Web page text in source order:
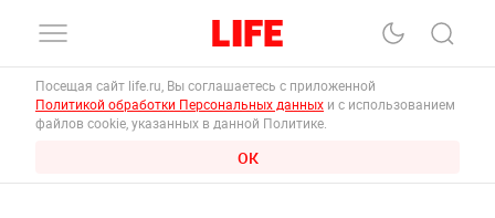
Посещая сайт life.ru, Вы соглашаетесь с приложенной
Политикой обработки Персональных данных и с использованием
файлов cookie, указанных в данной Политике.
ОК